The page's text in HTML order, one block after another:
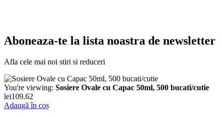
Aboneaza-te la lista noastra de newsletter
Afla cele mai noi stiri si reduceri
You're viewing: Sosiere Ovale cu Capac 50ml, 500 bucati/cutie
lei109.62
Adaugă în coș